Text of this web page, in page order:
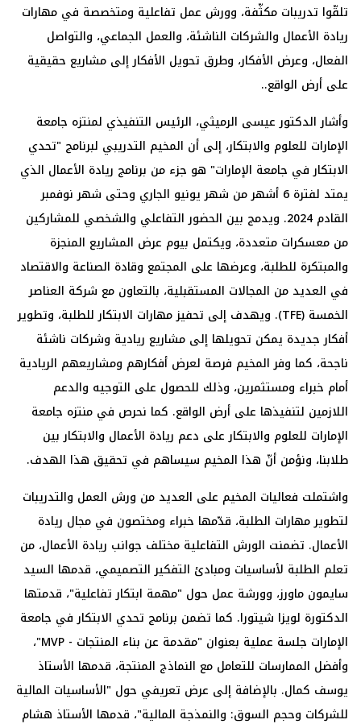
تلقّوا تدريبات مكثّفة، وورش عمل تفاعلية ومتخصصة في مهارات
ريادة الأعمال والشركات الناشئة، والعمل الجماعي، والتواصل
الفعال، وعرض الأفكار، وطرق تحويل الأفكار إلى مشاريع حقيقية
على أرض الواقع..
وأشار الدكتور عيسى الرميثي، الرئيس التنفيذي لمنتزه جامعة
الإمارات للعلوم والابتكار، إلى أن المخيم التدريبي لبرنامج "تحدي
الابتكار في جامعة الإمارات" هو جزء من برنامج ريادة الأعمال الذي
يمتد لفترة 6 أشهر من شهر يونيو الجاري وحتى شهر نوفمبر
القادم 2024. ويدمج بين الحضور التفاعلي والشخصي للمشاركين
من معسكرات متعددة، ويكتمل بيوم عرض المشاريع المنجزة
والمبتكرة للطلبة، وعرضها على المجتمع وقادة الصناعة والاقتصاد
في العديد من المجالات المستقبلية، بالتعاون مع شركة العناصر
الخمسة (TFE). ويهدف إلى تحفيز مهارات الابتكار للطلبة، وتطوير
أفكار جديدة يمكن تحويلها إلى مشاريع ريادية وشركات ناشئة
ناجحة، كما وفر المخيم فرصة لعرض أفكارهم ومشاريعهم الريادية
أمام خبراء ومستثمرين، وذلك للحصول على التوجيه والدعم
اللازمين لتنفيذها على أرض الواقع. كما نحرص في منتزه جامعة
الإمارات للعلوم والابتكار على دعم ريادة الأعمال والابتكار بين
طلابنا، ونؤمن أنّ هذا المخيم سيساهم في تحقيق هذا الهدف.
واشتملت فعاليات المخيم على العديد من ورش العمل والتدريبات
لتطوير مهارات الطلبة، قدّمها خبراء ومختصون في مجال ريادة
الأعمال. تضمنت الورش التفاعلية مختلف جوانب ريادة الأعمال، من
تعلم الطلبة لأساسيات ومبادئ التفكير التصميمي، قدمها السيد
سايمون ماورز، وورشة عمل حول "مهمة ابتكار تفاعلية"، قدمتها
الدكتورة لويزا شيتورا. كما تضمن برنامج تحدي الابتكار في جامعة
الإمارات جلسة عملية بعنوان "مقدمة عن بناء المنتجات - MVP"،
وأفضل الممارسات للتعامل مع النماذج المنتجة، قدمها الأستاذ
يوسف كمال. بالإضافة إلى عرض تعريفي حول "الأساسيات المالية
للشركات وحجم السوق: والنمذجة المالية"، قدمها الأستاذ هشام